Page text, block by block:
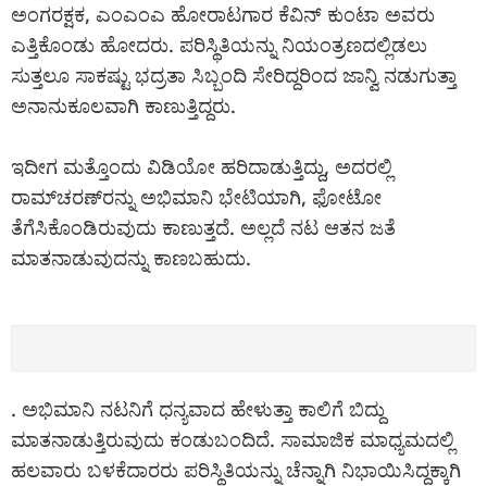
ಅಂಗರಕ್ಷಕ, ಎಂಎಂಎ ಹೋರಾಟಗಾರ ಕೆವಿನ್ ಕುಂಟಾ ಅವರು
ಎತ್ತಿಕೊಂಡು ಹೋದರು. ಪರಿಸ್ಥಿತಿಯನ್ನು ನಿಯಂತ್ರಣದಲ್ಲಿಡಲು
ಸುತ್ತಲೂ ಸಾಕಷ್ಟು ಭದ್ರತಾ ಸಿಬ್ಬಂದಿ ಸೇರಿದ್ದರಿಂದ ಜಾನ್ವಿ ನಡುಗುತ್ತಾ
ಅನಾನುಕೂಲವಾಗಿ ಕಾಣುತ್ತಿದ್ದರು.
ಇದೀಗ ಮತ್ತೊಂದು ವಿಡಿಯೋ ಹರಿದಾಡುತ್ತಿದ್ದು, ಅದರಲ್ಲಿ
ರಾಮ್‌ಚರಣ್‌ರನ್ನು ಅಭಿಮಾನಿ ಭೇಟಿಯಾಗಿ, ಫೋಟೋ
ತೆಗೆಸಿಕೊಂಡಿರುವುದು ಕಾಣುತ್ತದೆ. ಅಲ್ಲದೆ ನಟ ಆತನ ಜತೆ
ಮಾತನಾಡುವುದನ್ನು ಕಾಣಬಹುದು.
. ಅಭಿಮಾನಿ ನಟನಿಗೆ ಧನ್ಯವಾದ ಹೇಳುತ್ತಾ ಕಾಲಿಗೆ ಬಿದ್ದು
ಮಾತನಾಡುತ್ತಿರುವುದು ಕಂಡುಬಂದಿದೆ. ಸಾಮಾಜಿಕ ಮಾಧ್ಯಮದಲ್ಲಿ
ಹಲವಾರು ಬಳಕೆದಾರರು ಪರಿಸ್ಥಿತಿಯನ್ನು ಚೆನ್ನಾಗಿ ನಿಭಾಯಿಸಿದ್ದಕ್ಕಾಗಿ